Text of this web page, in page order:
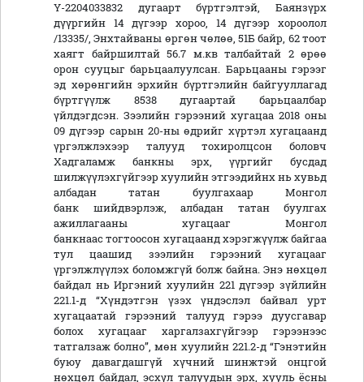
Ү-2204033832 дугаарт бүртгэлтэй, Баянзүрх
дүүргийн 14 дүгээр хороо, 14 дүгээр хороолол
/13335/, Энхтайваны өргөн чөлөө, 51Б байр, 62 тоот
хаягт байршилтай 56.7 м.кв талбайтай 2 өрөө
орон сууцыг барьцаалуулсан. Барьцааны гэрээг
эд хөрөнгийн эрхийн бүртгэлийн байгууллагад
бүртгүүлж 8538 дугаартай барьцаалбар
үйлдэгдсэн. Зээлийн гэрээний хугацаа 2018 оны
09 дүгээр сарын 20-ны өдрийг хүртэл хугацаанд
үргэлжлэхээр талууд тохиролцсон боловч
Хадгаламж банкны эрх, үүргийг бусдад
шилжүүлэхгүйгээр хуулийн этгээдийнх нь хувьд
албадан татан буулгахаар Монгол
банк шийдвэрлэж, албадан татан буулгах
ажиллагааны хугацааг Монгол
банкнаас тогтоосон хугацаанд хэрэгжүүлж байгаа
тул цаашид зээлийн гэрээний хугацааг
үргэлжлүүлэх боломжгүй болж байна. Энэ нөхцөл
байдал нь Иргэний хуулийн 221 дүгээр зүйлийн
221.1-д “Хүндэтгэн үзэх үндэслэл байвал урт
хугацаатай гэрээний талууд гэрээ дуусгавар
болох хугацааг харгалзахгүйгээр гэрээнээс
татгалзаж болно”, мөн хуулийн 221.2-д “Гэнэтийн
буюу давагдашгүй хүчний шинжтэй онцгой
нөхцөл байдал, эсхүл талуудын эрх, хууль ёсны